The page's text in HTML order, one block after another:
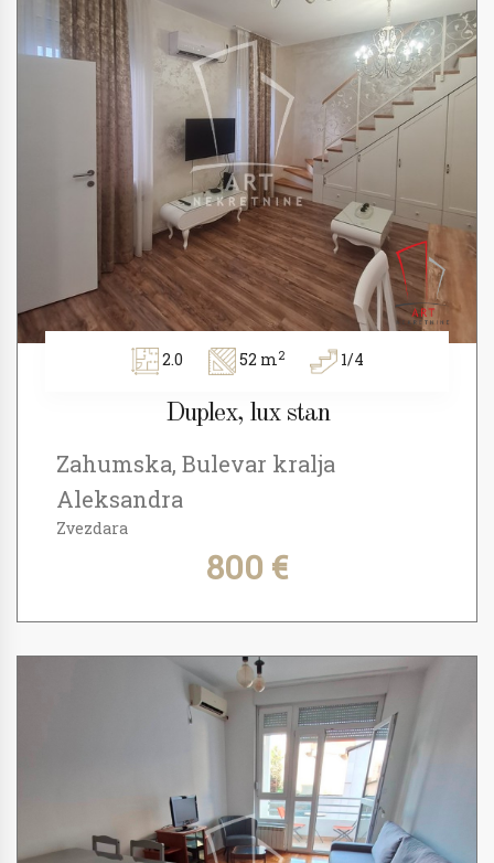
2.0 52 m2 1/4
Duplex, lux stan
Zahumska, Bulevar kralja
Aleksandra
Zvezdara
800 €